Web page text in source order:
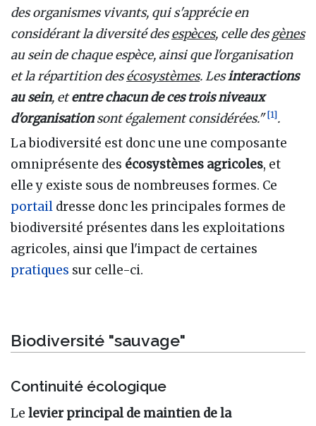
des organismes vivants, qui s'apprécie en
considérant la diversité desespèces, celle desgènes
au sein de chaque espèce, ainsi que l'organisation
et la répartition desécosystèmes. Lesinteractions
au sein, etentre chacun de ces trois niveaux
d'organisationsont également considérées." [1].
La biodiversité est donc une une composante
omniprésente des écosystèmes agricoles, et
elle y existe sous de nombreuses formes. Ce
portail dresse donc les principales formes de
biodiversité présentes dans les exploitations
agricoles, ainsi que l'impact de certaines
pratiques sur celle-ci.
Biodiversité "sauvage"
Continuité écologique
Le levier principal de maintien de la